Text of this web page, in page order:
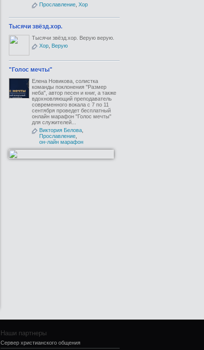
Прославление Хор
Тысячи звёзд.хор.
Тысячи звёзд.хор. Верую верую.
Хор Верую
"Голос мечты"
Елена Новикова, солистка
команды поклонения "Размер
неба", автор песен и книг, а также
вдохновляющий преподаватель
современного вокала с 7 по 11
сентября проведет бесплатный
онлайн марафон "Голос мечты"
для служителей...
Виктория Белова
Прославление
он-лайн марафон
Наши партнеры
Сервер христианского общения